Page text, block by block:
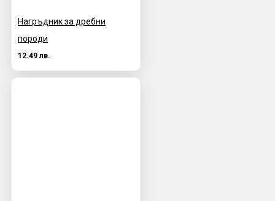
Нагръдник за дребни
породи
12.49 лв.